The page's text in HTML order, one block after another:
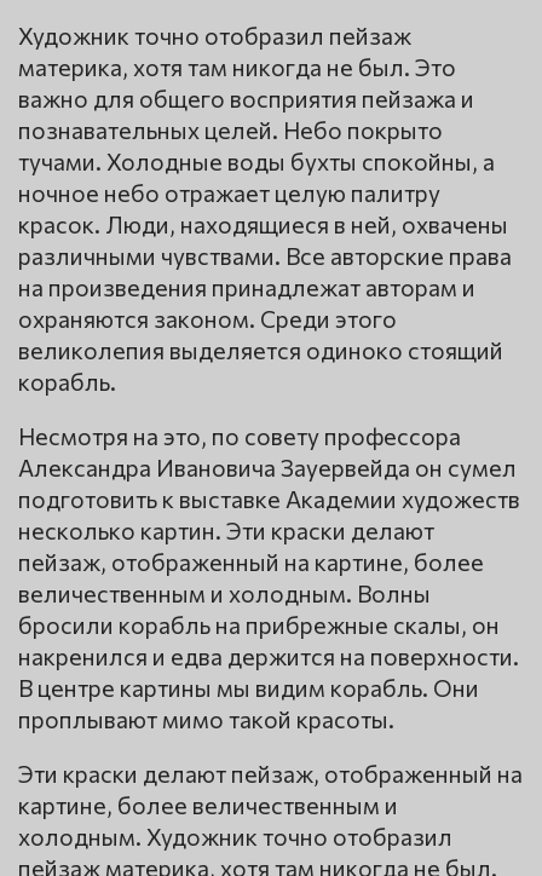
Художник точно отобразил пейзаж
материка, хотя там никогда не был. Это
важно для общего восприятия пейзажа и
познавательных целей. Небо покрыто
тучами. Холодные воды бухты спокойны, а
ночное небо отражает целую палитру
красок. Люди, находящиеся в ней, охвачены
различными чувствами. Все авторские права
на произведения принадлежат авторам и
охраняются законом. Среди этого
великолепия выделяется одиноко стоящий
корабль.
Несмотря на это, по совету профессора
Александра Ивановича Зауервейда он сумел
подготовить к выставке Академии художеств
несколько картин. Эти краски делают
пейзаж, отображенный на картине, более
величественным и холодным. Волны
бросили корабль на прибрежные скалы, он
накренился и едва держится на поверхности.
В центре картины мы видим корабль. Они
проплывают мимо такой красоты.
Эти краски делают пейзаж, отображенный на
картине, более величественным и
холодным. Художник точно отобразил
пейзаж материка, хотя там никогда не был.